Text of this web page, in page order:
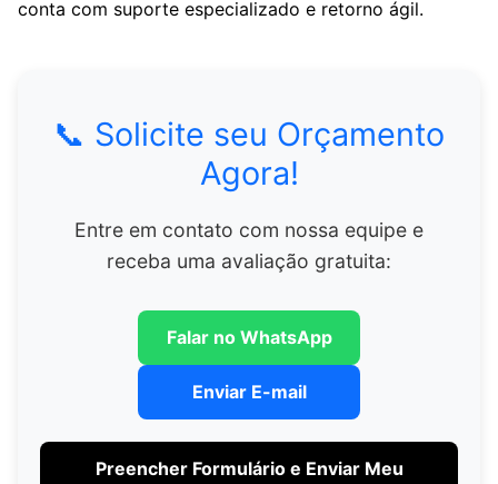
conta com suporte especializado e retorno ágil.
📞 Solicite seu Orçamento
Agora!
Entre em contato com nossa equipe e
receba uma avaliação gratuita:
Falar no WhatsApp
Enviar E-mail
Preencher Formulário e Enviar Meu